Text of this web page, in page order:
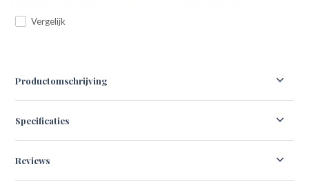
Vergelijk
Productomschrijving
Specificaties
Reviews